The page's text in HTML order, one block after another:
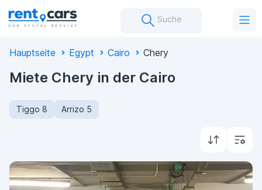
Suche
Hauptseite Egypt Cairo Chery
Miete Chery in der Cairo
Tiggo 8 Arrizo 5